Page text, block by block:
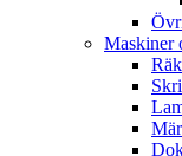
Maskiner